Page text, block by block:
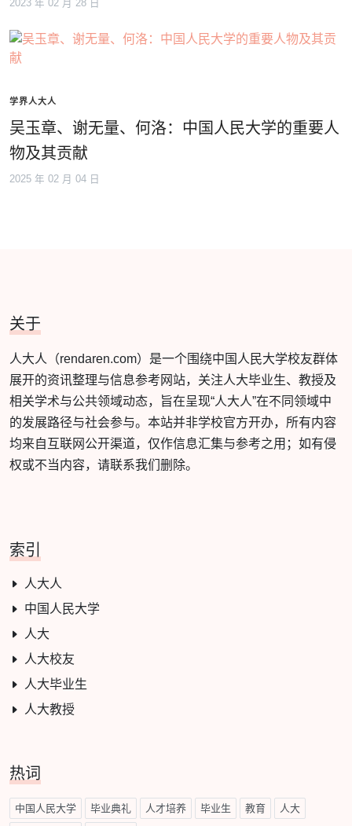
2023 年 02 月 28 日
学界人大人
吴玉章、谢无量、何洛：中国人民大学的重要人
物及其贡献
2025 年 02 月 04 日
关于
人大人（rendaren.com）是一个围绕中国人民大学校友群体
展开的资讯整理与信息参考网站，关注人大毕业生、教授及
相关学术与公共领域动态，旨在呈现“人大人”在不同领域中
的发展路径与社会参与。本站并非学校官方开办，所有内容
均来自互联网公开渠道，仅作信息汇集与参考之用；如有侵
权或不当内容，请联系我们删除。
索引
人大人
中国人民大学
人大
人大校友
人大毕业生
人大教授
热词
中国人民大学 毕业典礼 人才培养 毕业生 教育 人大